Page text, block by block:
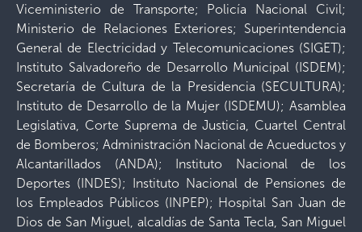
Viceministerio de Transporte; Policía Nacional Civil;
Ministerio de Relaciones Exteriores; Superintendencia
General de Electricidad y Telecomunicaciones (SIGET);
Instituto Salvadoreño de Desarrollo Municipal (ISDEM);
Secretaría de Cultura de la Presidencia (SECULTURA);
Instituto de Desarrollo de la Mujer (ISDEMU); Asamblea
Legislativa, Corte Suprema de Justicia, Cuartel Central
de Bomberos; Administración Nacional de Acueductos y
Alcantarillados (ANDA); Instituto Nacional de los
Deportes (INDES); Instituto Nacional de Pensiones de
los Empleados Públicos (INPEP); Hospital San Juan de
Dios de San Miguel, alcaldías de Santa Tecla, San Miguel